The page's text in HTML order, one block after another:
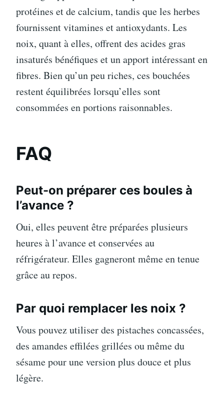
protéines et de calcium, tandis que les herbes
fournissent vitamines et antioxydants. Les
noix, quant à elles, offrent des acides gras
insaturés bénéfiques et un apport intéressant en
fibres. Bien qu’un peu riches, ces bouchées
restent équilibrées lorsqu’elles sont
consommées en portions raisonnables.
FAQ
Peut-on préparer ces boules à
l’avance ?
Oui, elles peuvent être préparées plusieurs
heures à l’avance et conservées au
réfrigérateur. Elles gagneront même en tenue
grâce au repos.
Par quoi remplacer les noix ?
Vous pouvez utiliser des pistaches concassées,
des amandes effilées grillées ou même du
sésame pour une version plus douce et plus
légère.